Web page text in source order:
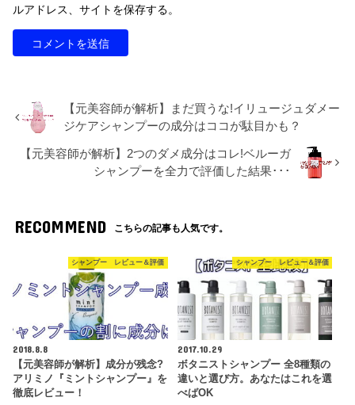
ルアドレス、サイトを保存する。
【元美容師が解析】まだ買うな!イリュージュダメー
ジケアシャンプーの成分はココが駄目かも？
【元美容師が解析】2つのダメ成分はコレ!ベルーガ
シャンプーを全力で評価した結果･･･
RECOMMEND こちらの記事も人気です。
シャンプー レビュー＆評価
2018.8.8
【元美容師が解析】成分が残念?
アリミノ『ミントシャンプー』を
徹底レビュー！
シャンプー レビュー＆評価
2017.10.29
ボタニストシャンプー 全8種類の
違いと選び方。あなたはこれを選
べばOK